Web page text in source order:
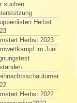
suchen
Herbst
Herbst 2023
im Juni
Herbst 2022